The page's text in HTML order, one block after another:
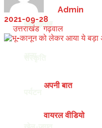
खेल-जगत
अपनी बात
वायरल वीडियो
देश-दुनिया
Admin
2021-09-28
उत्तराखंड ,गढ़वाल